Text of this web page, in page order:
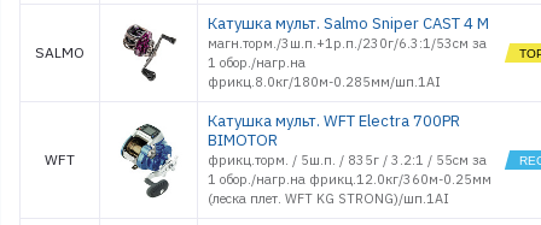
SALMO
Катушка мульт. Salmo Sniper CAST 4 M
магн.торм./3ш.п.+1р.п./230г/6.3:1/53см за
1 обор./нагр.на
фрикц.8.0кг/180м-0.285мм/шп.1AI
WFT
Катушка мульт. WFT Electra 700PR
BIMOTOR
фрикц.торм. / 5ш.п. / 835г / 3.2:1 / 55см за
1 обор./нагр.на фрикц.12.0кг/360м-0.25мм
(леска плет. WFT KG STRONG)/шп.1AI